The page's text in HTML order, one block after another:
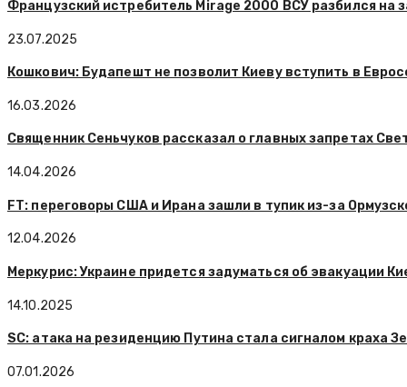
Французский истребитель Mirage 2000 ВСУ разбился на
23.07.2025
Кошкович: Будапешт не позволит Киеву вступить в
16.03.2026
Священник Сеньчуков рассказал о главных запретах
14.04.2026
FT: переговоры США и Ирана зашли в тупик из-за
12.04.2026
Меркурис: Украине придется задуматься об эвакуации
14.10.2025
SC: атака на резиденцию Путина стала сигналом краха
07.01.2026